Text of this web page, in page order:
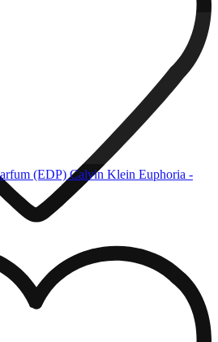
(EDP) Calvin Klein Euphoria -